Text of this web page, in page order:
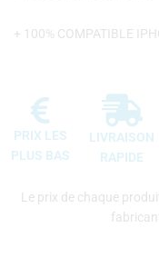
+ 100% COMPATIBLE
PRIX LES
PLUS BAS
LIVRAISON
RAPIDE
Le prix de chaque